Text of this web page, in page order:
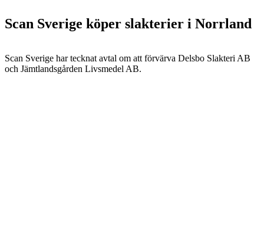
Scan Sverige köper slakterier i Norrland
Scan Sverige har tecknat avtal om att förvärva Delsbo Slakteri AB
och Jämtlandsgården Livsmedel AB.